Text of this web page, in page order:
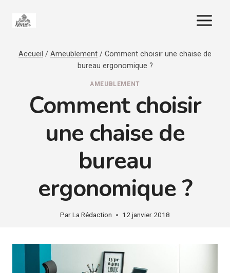
Accueil / Ameublement / Comment choisir une chaise de
bureau ergonomique ?
AMEUBLEMENT
Comment choisir
une chaise de
bureau
ergonomique ?
ParLa Rédaction 12 janvier 2018